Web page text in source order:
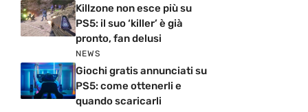
Killzone non esce più su
PS5: il suo ‘killer’ è già
pronto, fan delusi
NEWS
Giochi gratis annunciati su
PS5: come ottenerli e
quando scaricarli